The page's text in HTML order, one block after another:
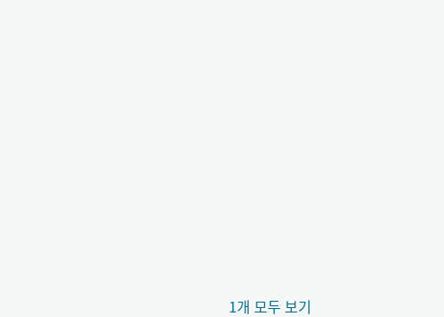
1개 모두 보기